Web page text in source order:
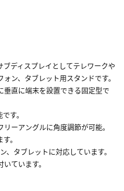
ディスプレイとしてテレワークや
ン、タブレット用スタンドです。
直に端末を設置できる固定型で
す。
ーアングルに角度調節が可能。
。
タブレットに対応しています。
ています。